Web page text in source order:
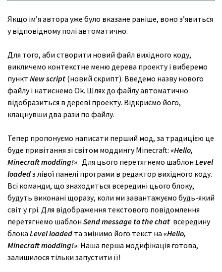
Якщо ім’я автора уже було вказане раніше, воно з’явиться
у відповідному полі автоматично.
Для того, аби створити новий файл вихідного коду,
викличемо контекстне меню дерева проекту і виберемо
пункт Newscript (новий скрипт). Введемо назву нового
файлу і натиснемо Ok. Шлях до файлу автоматично
відобразиться в дереві проекту. Відкриємо його,
клацнувши два рази по файлу.
Тепер пропонуємо написати перший мод, за традицією це
буде привітання зі світом моддингу Minecraft: «Hello,
Minecraftmodding!». Для цього перетягнемо шаблон Level
loadedз лівої панелі програми в редактор вихідного коду.
Всі команди, що знаходиться всередині цього блоку,
будуть виконані щоразу, коли ми завантажуємо будь-який
світ у грі. Для відображення текстового повідомлення
перетягнемо шаблон Sendmessage to thechat всередину
блока Levelloaded та змінимо його текст на «Hello,
Minecraftmodding!». Наша перша модифікація готова,
залишилося тільки запустити її!